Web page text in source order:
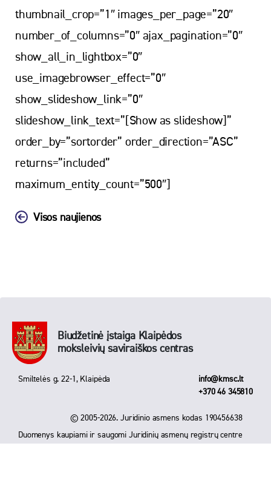
thumbnail_crop=”1″ images_per_page=”20″
number_of_columns=”0″ ajax_pagination=”0″
show_all_in_lightbox=”0″
use_imagebrowser_effect=”0″
show_slideshow_link=”0″
slideshow_link_text=”[Show as slideshow]”
order_by=”sortorder” order_direction=”ASC”
returns=”included”
maximum_entity_count=”500″]
Visos naujienos
Biudžetinė įstaiga Klaipėdos
moksleivių saviraiškos centras
Smiltelės g. 22-1, Klaipėda
info@kmsc.lt
+370 46 345810
© 2005-2026. Juridinio asmens kodas 190456638
Duomenys kaupiami ir saugomi Juridinių asmenų registrų centre